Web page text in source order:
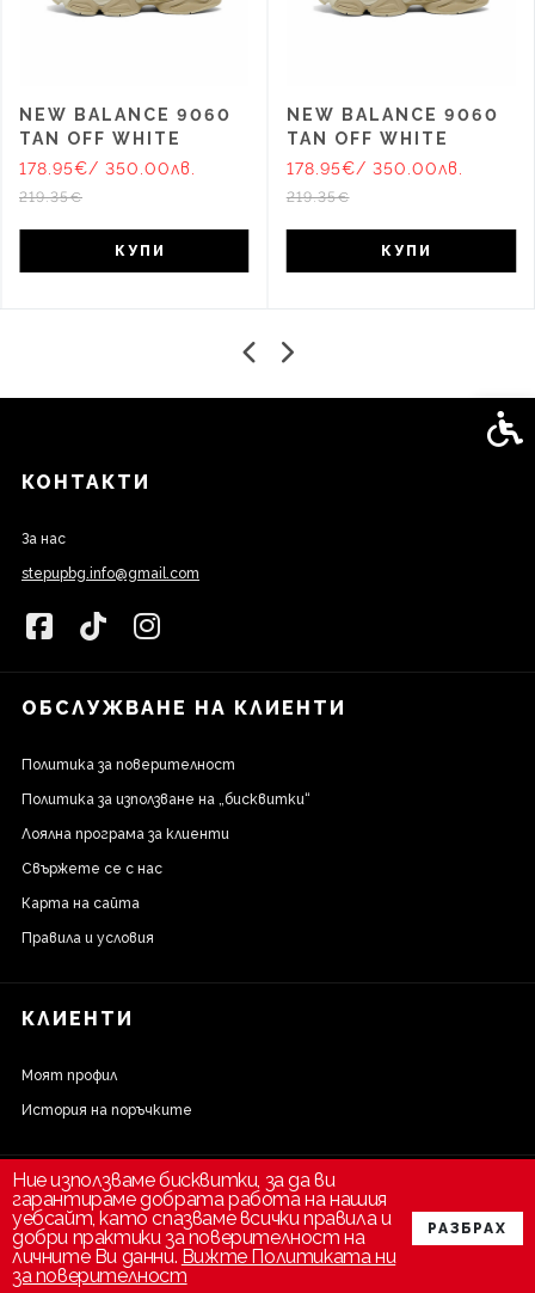
NEW BALANCE 9060
TAN OFF WHITE
178.95€/ 350.00лв.
219.35€
КУПИ
NEW BALANCE 9060
TAN OFF WHITE
178.95€/ 350.00лв.
219.35€
КУПИ
Ние използваме бисквитки, за да ви
гарантираме добрата работа на нашия
уебсайт, като спазваме всички правила и
добри практики за поверителност на
личните Ви данни. Вижте Политиката ни
за поверителност
РАЗБРАХ
КОНТАКТИ
За нас
stepupbg.info@gmail.com
ОБСЛУЖВАНЕ НА КЛИЕНТИ
Политика за поверителност
Политика за използване на „бисквитки“
Лоялна програма за клиенти
Свържете се с нас
Карта на сайта
Правила и условия
КЛИЕНТИ
Моят профил
История на поръчките